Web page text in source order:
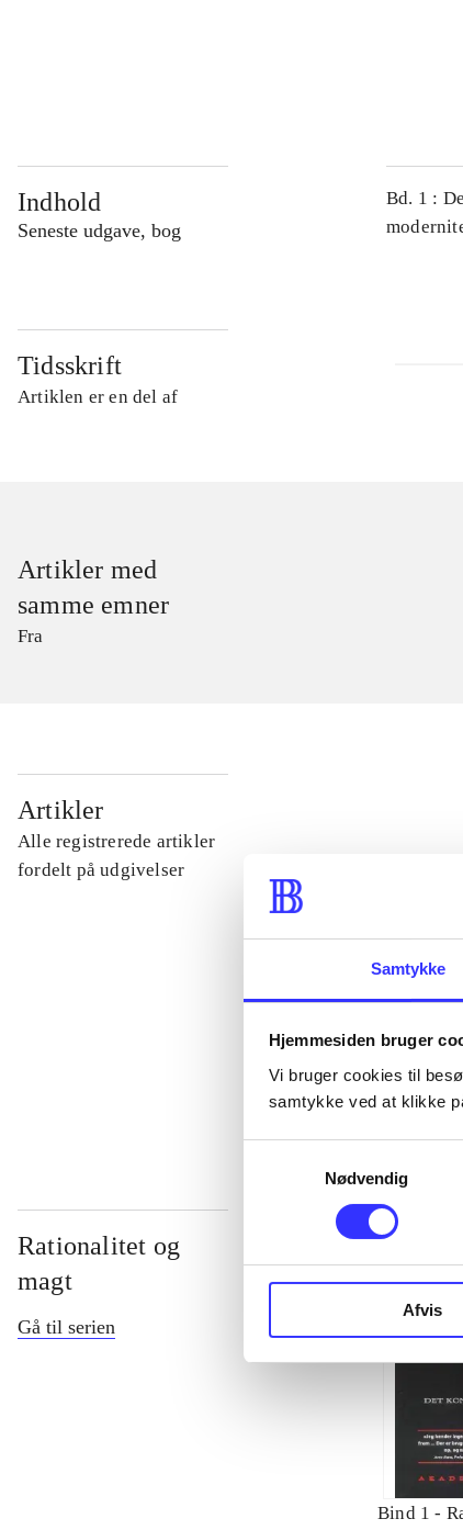
Samtykke
Hjemmesiden bruger
Vi bruger cookies til
samtykke ved at klikke
Nødvendig
Afvis
Indhold
Seneste udgave, bog
Bd. 1 :
Tidsskrift
Artiklen er en del af
Artikler med
samme emner
Fra
Artikler
Alle registrerede artikler
fordelt på udgivelser
...
...
...
Rationalitet og
magt
Gå til serien
Bind 1 -